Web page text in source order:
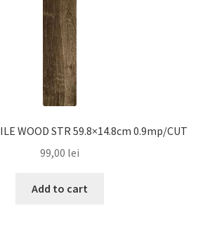
WOOD STR 59.8×14.8cm 0.9mp/CUT
99,00 lei
Add to cart